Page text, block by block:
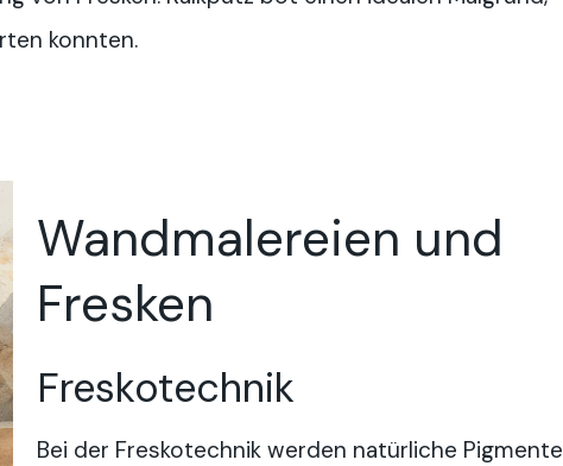
konnten.
Wandmalereien und
Fresken
Freskotechnik
Bei der Freskotechnik werden natürliche Pigmente